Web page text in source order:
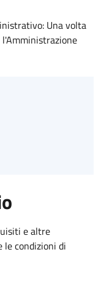
Una volta
e altre
condizioni di